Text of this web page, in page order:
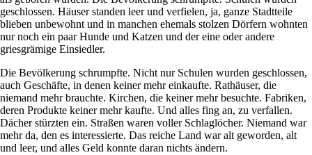
geschlossen. Häuser standen leer und verfielen, ja, ganze Stadtteile
blieben unbewohnt und in manchen ehemals stolzen Dörfern wohnten
nur noch ein paar Hunde und Katzen und der eine oder andere
griesgrämige Einsiedler.
Die Bevölkerung schrumpfte. Nicht nur Schulen wurden geschlossen,
auch Geschäfte, in denen keiner mehr einkaufte. Rathäuser, die
niemand mehr brauchte. Kirchen, die keiner mehr besuchte. Fabriken,
deren Produkte keiner mehr kaufte. Und alles fing an, zu verfallen.
Dächer stürzten ein. Straßen waren voller Schlaglöcher. Niemand war
mehr da, den es interessierte. Das reiche Land war alt geworden, alt
und leer, und alles Geld konnte daran nichts ändern.